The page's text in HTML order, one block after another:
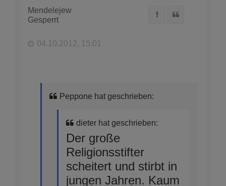
Mendelejew
Gesperrt
Melden
04.10.2012, 15:01
Peppone hat geschrieben:
dieter hat geschrieben:
Der große
Religionsstifter
scheitert und stirbt in
jungen Jahren. Kaum